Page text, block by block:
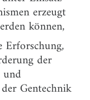
Anlagen
von
erzeugt
können,
der
und
Gentechnik